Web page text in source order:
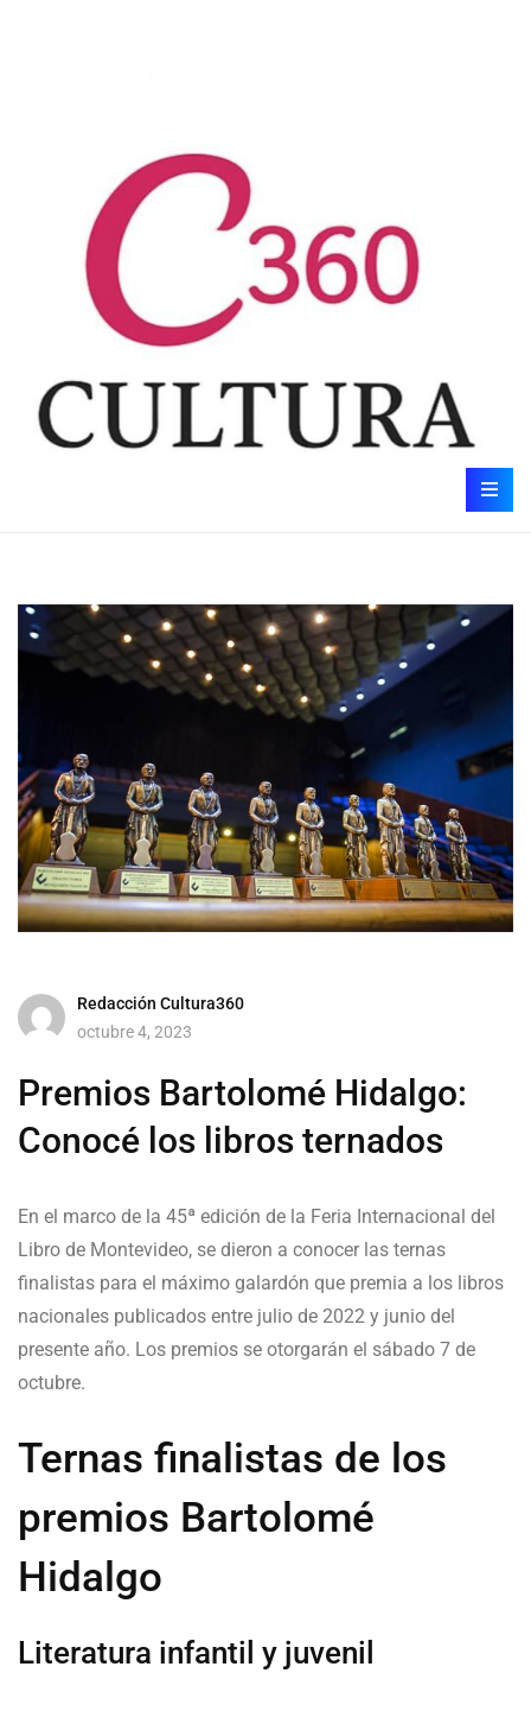
Redacción Cultura360
octubre 4, 2023
Premios Bartolomé Hidalgo:
Conocé los libros ternados
En el marco de la 45ª edición de la Feria Internacional del
Libro de Montevideo, se dieron a conocer las ternas
finalistas para el máximo galardón que premia a los libros
nacionales publicados entre julio de 2022 y junio del
presente año. Los premios se otorgarán el sábado 7 de
octubre.
Ternas finalistas de los
premios Bartolomé
Hidalgo
Literatura infantil y juvenil